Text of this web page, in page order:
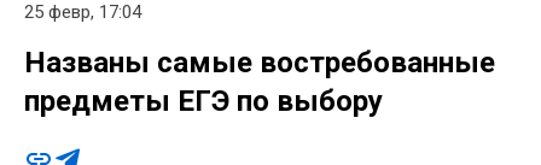
25 февр, 17:04
Названы самые востребованные
предметы ЕГЭ по выбору